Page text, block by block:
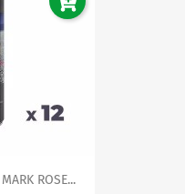
ROSE...